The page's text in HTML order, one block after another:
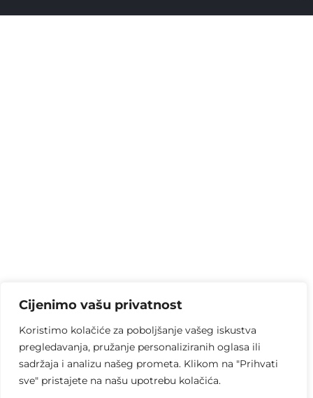
Cijenimo vašu privatnost
Koristimo kolačiće za poboljšanje vašeg iskustva
pregledavanja, pružanje personaliziranih oglasa ili
sadržaja i analizu našeg prometa. Klikom na "Prihvati
sve" pristajete na našu upotrebu kolačića.